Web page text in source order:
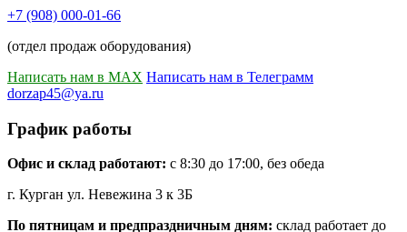
+7 (908) 000-01-66
(отдел продаж оборудования)
Написать нам в MAX Написать нам в Телеграмм
dorzap45@ya.ru
График работы
Офис и склад работают: с 8:30 до 17:00, без обеда
г. Курган ул. Невежина 3 к 3Б
По пятницам и предпраздничным дням: склад работает до